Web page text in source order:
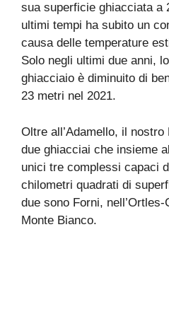
sua superficie ghiacciata a
ultimi tempi ha subito un
causa delle temperature
Solo negli ultimi due anni,
ghiacciaio è diminuito di
23 metri nel 2021.
Oltre all’Adamello, il
due ghiacciai che insieme
unici tre complessi capaci
chilometri quadrati di
due sono Forni,
Monte Bianco.